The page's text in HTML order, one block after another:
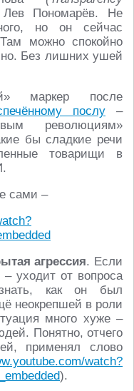
Лев Пономарёв. Не
но он сейчас
можно спокойно
Без лишних ушей
маркер после
послу –
революциям»
бы сладкие речи
товарищи в
сами –
агрессия. Если
уходит от вопроса
как он был
неокрепшей в роли
много хуже –
Понятно, отчего
применял слово
watch?
).